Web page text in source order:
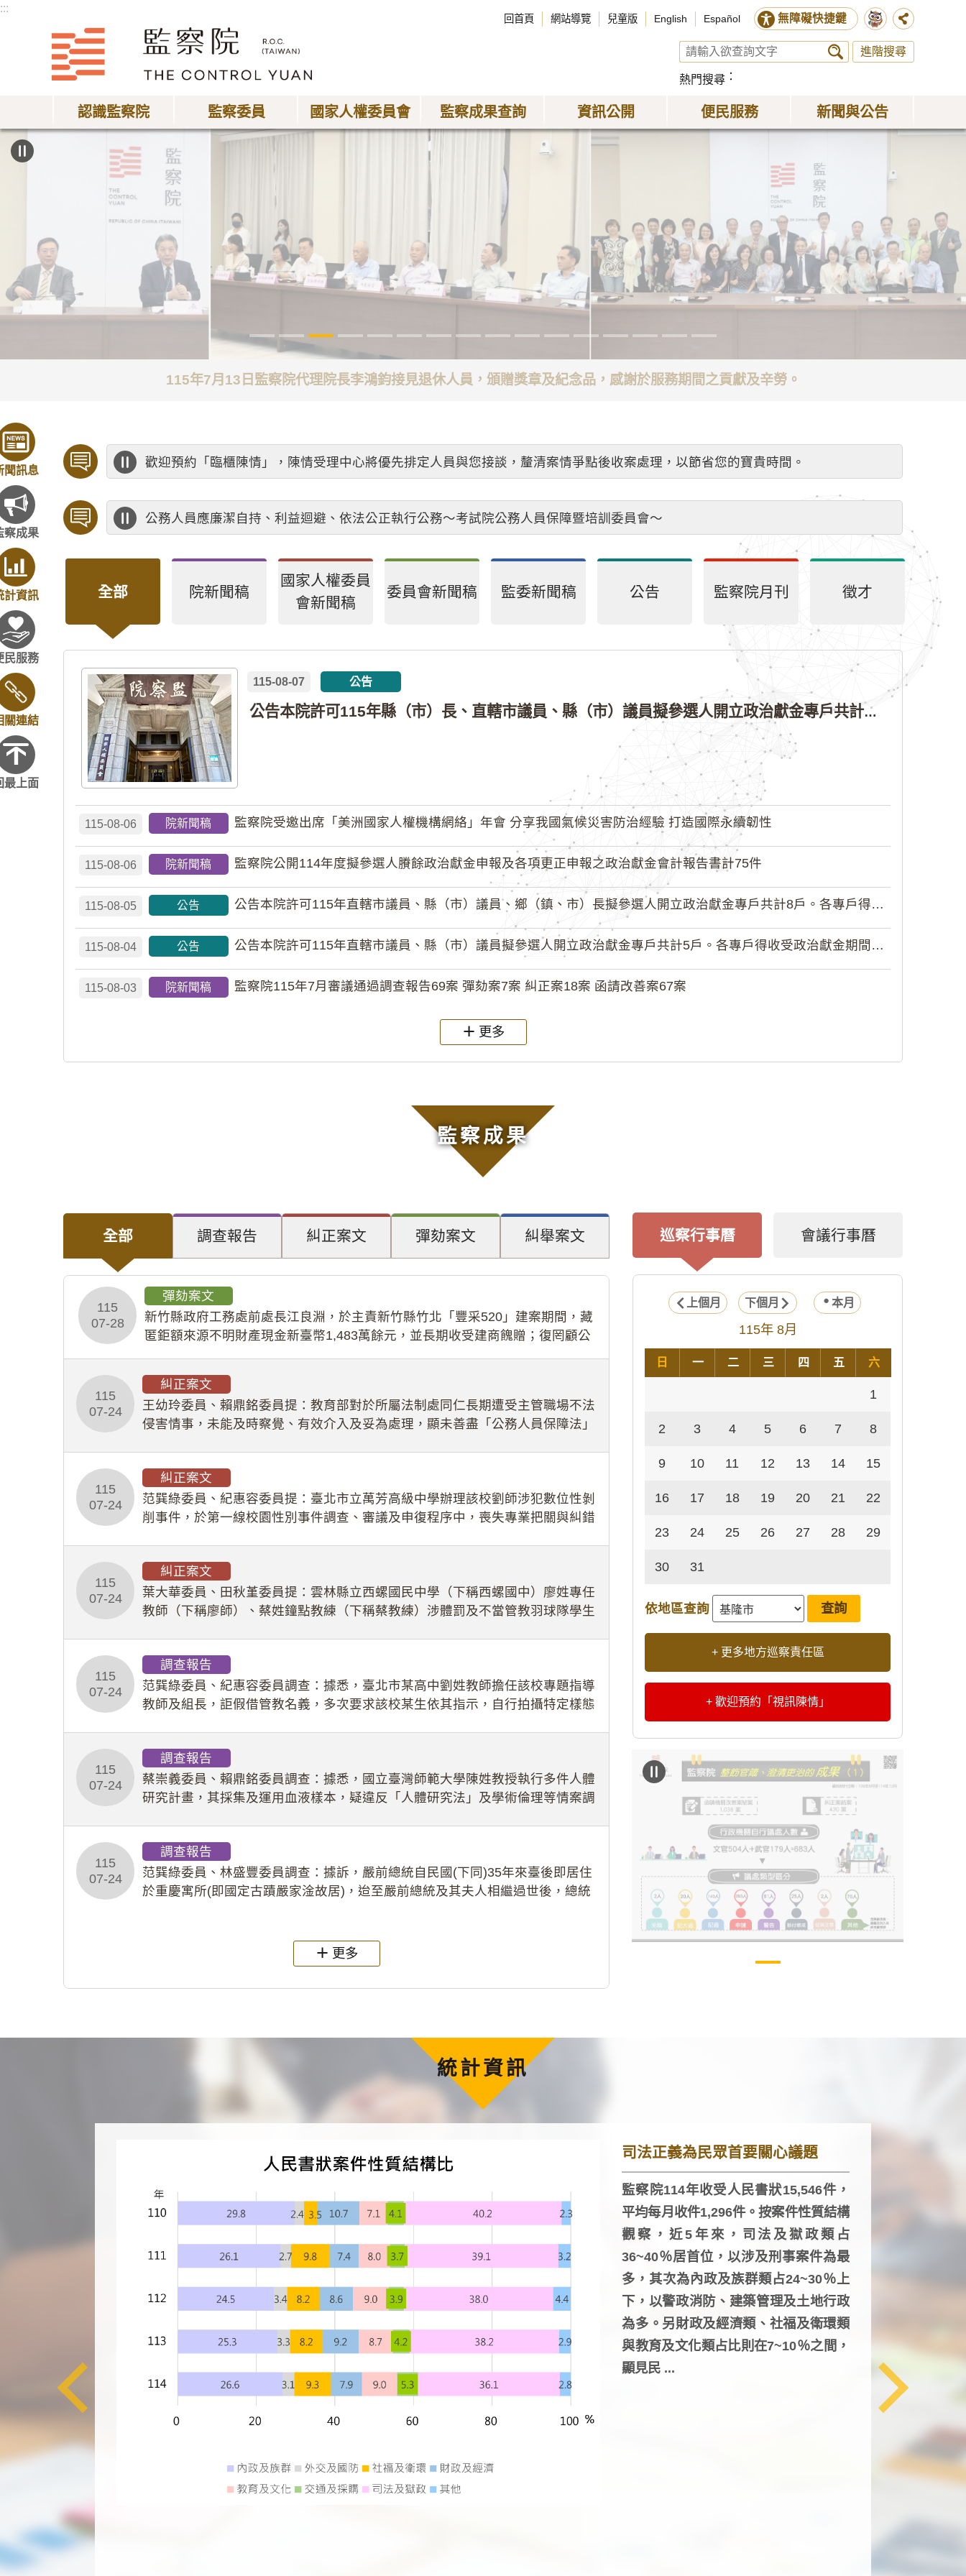
:::
回首頁 網站導覽 兒童版 English Español 無障礙快捷鍵
進階搜尋
熱門搜尋
認識監察院 監察委員 國家人權委員會 監察成果查詢 資訊公開 便民服務 新聞與公告
:::
115年7月13日監察院代理院長李鴻鈞接見退休人員，頒贈獎章及紀念品，感謝於服務期間之貢獻及辛勞。
聞訊息
察成果
計資訊
民服務
關連結
最上面
歡迎預約「臨櫃陳情」，陳情受理中心將優先排定人員與您接談，釐清案情爭點後收案處理，以節省您的寶貴時間。
公務人員應廉潔自持、利益迴避、依法公正執行公務～考試院公務人員保障暨培訓委員會～
全部 院新聞稿
國家人權委員
會新聞稿
委員會新聞稿 監委新聞稿 公告 監察院月刊 徵才
公告本院許可115年縣（市）長、直轄市議員、縣（市）議員擬參選人開立政治獻金專戶共計4戶。各專戶得收受政治獻金期間為自專戶許可設立日起至115年11月27日止，專戶名冊詳如附件。
115-08-07 公告
115-08-06 院新聞稿 監察院受邀出席「美洲國家人權機構網絡」年會 分享我國氣候災害防治經驗 打造國際永續韌性
115-08-06 院新聞稿 監察院公開114年度擬參選人賸餘政治獻金申報及各項更正申報之政治獻金會計報告書計75件
115-08-05 公告 公告本院許可115年直轄市議員、縣（市）議員、鄉（鎮、市）長擬參選人開立政治獻金專戶共計8戶。各專戶得收受...
115-08-04 公告 公告本院許可115年直轄市議員、縣（市）議員擬參選人開立政治獻金專戶共計5戶。各專戶得收受政治獻金期間為自...
115-08-03 院新聞稿 監察院115年7月審議通過調查報告69案 彈劾案7案 糾正案18案 函請改善案67案
更多
監察成果
全部 調查報告 糾正案文 彈劾案文 糾舉案文
115
07-28
彈劾案文
新竹縣政府工務處前處長江良淵，於主責新竹縣竹北「豐采520」建案期間，藏
匿鉅額來源不明財產現金新臺幣1,483萬餘元，並長期收受建商餽贈；復罔顧公
115
07-24
糾正案文
王幼玲委員、賴鼎銘委員提：教育部對於所屬法制處同仁長期遭受主管職場不法
侵害情事，未能及時察覺、有效介入及妥為處理，顯未善盡「公務人員保障法」
115
07-24
糾正案文
范巽綠委員、紀惠容委員提：臺北市立萬芳高級中學辦理該校劉師涉犯數位性剝
削事件，於第一線校園性別事件調查、審議及申復程序中，喪失專業把關與糾錯
115
07-24
糾正案文
葉大華委員、田秋堇委員提：雲林縣立西螺國民中學（下稱西螺國中）廖姓專任
教師（下稱廖師）、蔡姓鐘點教練（下稱蔡教練）涉體罰及不當管教羽球隊學生
115
07-24
調查報告
范巽綠委員、紀惠容委員調查：據悉，臺北市某高中劉姓教師擔任該校專題指導
教師及組長，詎假借管教名義，多次要求該校某生依其指示，自行拍攝特定樣態
115
07-24
調查報告
蔡崇義委員、賴鼎銘委員調查：據悉，國立臺灣師範大學陳姓教授執行多件人體
研究計畫，其採集及運用血液樣本，疑違反「人體研究法」及學術倫理等情案調
115
07-24
調查報告
范巽綠委員、林盛豐委員調查：據訴，嚴前總統自民國(下同)35年來臺後即居住
於重慶寓所(即國定古蹟嚴家淦故居)，迨至嚴前總統及其夫人相繼過世後，總統
更多
巡察行事曆 會議行事曆
上個月 下個月 本月
115年 8月
日 一 二 三 四 五 六
1
2 3 4 5 6 7 8
9 10 11 12 13 14 15
16 17 18 19 20 21 22
23 24 25 26 27 28 29
30 31
依地區查詢
+ 更多地方巡察責任區
+ 歡迎預約「視訊陳情」
統計資訊
司法正義為民眾首要關心議題
監察院114年收受人民書狀15,546件，
平均每月收件1,296件。按案件性質結構
觀察，近5年來，司法及獄政類占
36~40％居首位，以涉及刑事案件為最
多，其次為內政及族群類占24~30％上
下，以警政消防、建築管理及土地行政
為多。另財政及經濟類、社福及衛環類
與教育及文化類占比則在7~10％之間，
顯見民 ...